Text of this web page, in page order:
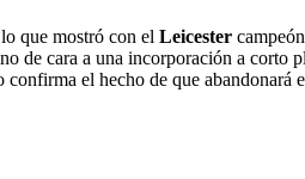
que mostró con el Leicester
de cara a una incorporación a corto
confirma el hecho de que abandonará